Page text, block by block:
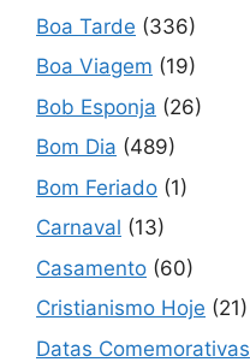
Boa Tarde (336)
Boa Viagem (19)
Bob Esponja (26)
Bom Dia (489)
Bom Feriado (1)
Carnaval (13)
Casamento (60)
Cristianismo Hoje (21)
Datas Comemorativas